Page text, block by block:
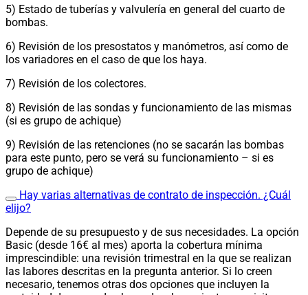
5) Estado de tuberías y valvulería en general del cuarto de
bombas.
6) Revisión de los presostatos y manómetros, así como de
los variadores en el caso de que los haya.
7) Revisión de los colectores.
8) Revisión de las sondas y funcionamiento de las mismas
(si es grupo de achique)
9) Revisión de las retenciones (no se sacarán las bombas
para este punto, pero se verá su funcionamiento – si es
grupo de achique)
Hay varias alternativas de contrato de inspección. ¿Cuál
elijo?
Depende de su presupuesto y de sus necesidades. La opción
Basic (desde 16€ al mes) aporta la cobertura mínima
imprescindible: una revisión trimestral en la que se realizan
las labores descritas en la pregunta anterior. Si lo creen
necesario, tenemos otras dos opciones que incluyen la